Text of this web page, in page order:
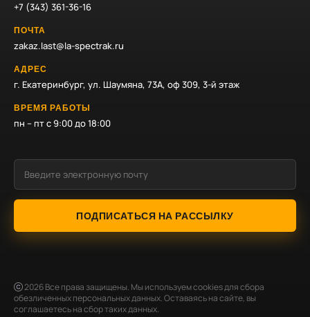
+7 (343) 361-36-16
ПОЧТА
zakaz.last@la-spectrak.ru
АДРЕС
г. Екатеринбург, ул. Шаумяна, 73А, оф 309, 3-й этаж
ВРЕМЯ РАБОТЫ
пн – пт с 9:00 до 18:00
ПОДПИСАТЬСЯ НА РАССЫЛКУ
2026Все права защищены. Мы используем cookies для сбора
обезличенных персональных данных. Оставаясь на сайте, вы
соглашаетесь на сбор таких данных.